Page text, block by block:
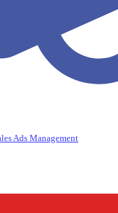
Ads Management